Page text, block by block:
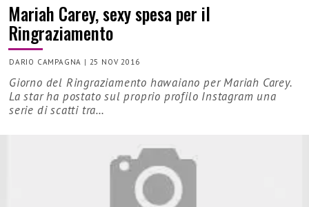
Mariah Carey, sexy spesa per il
Ringraziamento
DARIO CAMPAGNA | 25 NOV 2016
Giorno del Ringraziamento hawaiano per Mariah Carey.
La star ha postato sul proprio profilo Instagram una
serie di scatti tra…